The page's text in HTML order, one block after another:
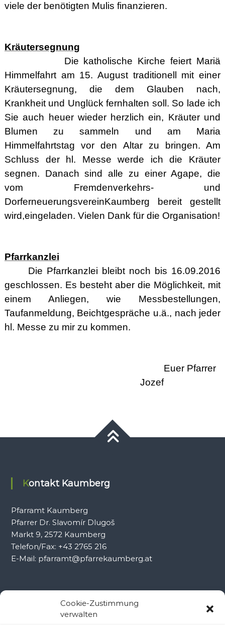
Cookie-Zustimmung
verwalten
viele der benötigten Mulis finanzieren.
Kräutersegnung
Die katholische Kirche feiert Mariä
Himmelfahrt am 15. August traditionell mit einer
Kräutersegnung, die dem Glauben nach,
Krankheit und Unglück fernhalten soll. So lade ich
Sie auch heuer wieder herzlich ein, Kräuter und
Blumen zu sammeln und am Maria
Himmelfahrtstag vor den Altar zu bringen. Am
Schluss der hl. Messe werde ich die Kräuter
segnen. Danach sind alle zu einer Agape, die
vom Fremdenverkehrs- und
DorferneuerungsvereinKaumberg bereit gestellt
wird,eingeladen. Vielen Dank für die Organisation!
Pfarrkanzlei
Die Pfarrkanzlei bleibt noch bis 16.09.2016
geschlossen. Es besteht aber die Möglichkeit, mit
einem Anliegen, wie Messbestellungen,
Taufanmeldung, Beichtgespräche u.ä., nach jeder
hl. Messe zu mir zu kommen.
Euer Pfarrer
Jozef
Kontakt Kaumberg
Pfarramt Kaumberg
Pfarrer Dr. Slavomír Dlugoš
Markt 9, 2572 Kaumberg
Telefon/Fax: +43 2765 216
E-Mail: pfarramt@pfarrekaumberg.at
Kontakt Ramsau